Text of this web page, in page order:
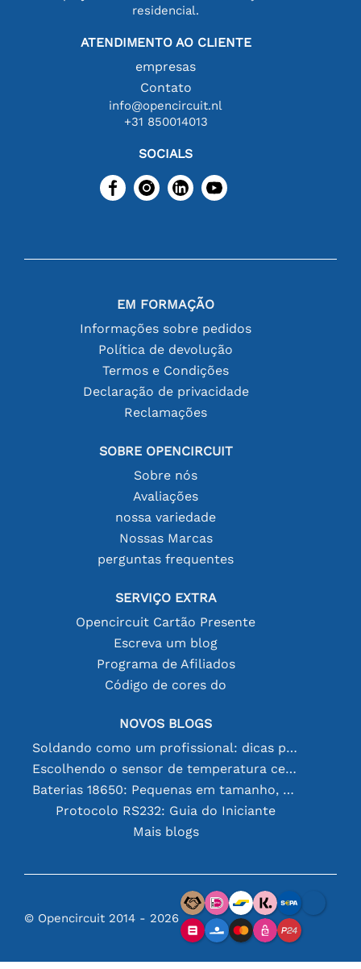
residencial.
ATENDIMENTO AO CLIENTE
empresas
Contato
info@opencircuit.nl
+31 850014013
SOCIALS
EM FORMAÇÃO
Informações sobre pedidos
Política de devolução
Termos e Condições
Declaração de privacidade
Reclamações
SOBRE OPENCIRCUIT
Sobre nós
Avaliações
nossa variedade
Nossas Marcas
perguntas frequentes
SERVIÇO EXTRA
Opencircuit Cartão Presente
Escreva um blog
Programa de Afiliados
Código de cores do
NOVOS BLOGS
Soldando como um profissional: dicas para conexões eletrônicas perfeitas
Escolhendo o sensor de temperatura certo [youtube]
Baterias 18650: Pequenas em tamanho, grandes em desempenho
Protocolo RS232: Guia do Iniciante
Mais blogs
© Opencircuit 2014 - 2026